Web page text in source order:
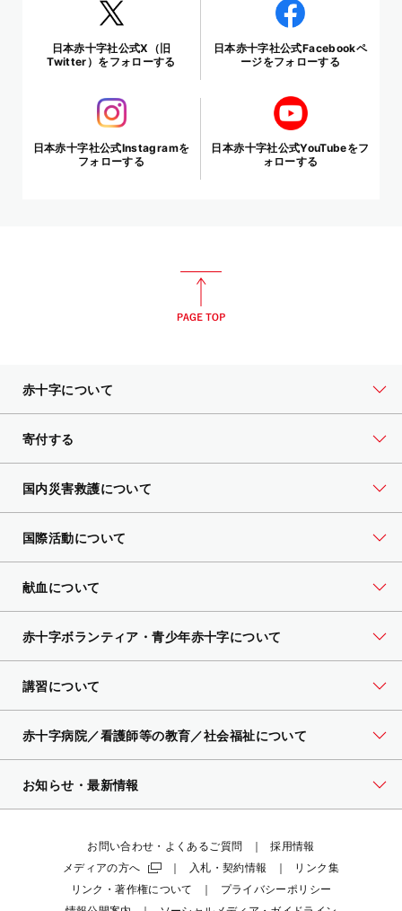
日本赤十字社公式X（旧
Twitter）をフォローする
日本赤十字社公式Facebookペ
ージをフォローする
日本赤十字社公式Instagramを
フォローする
日本赤十字社公式YouTubeをフ
ォローする
赤十字について
寄付する
国内災害救護について
国際活動について
献血について
赤十字ボランティア・青少年赤十字について
講習について
赤十字病院／看護師等の教育／社会福祉について
お知らせ・最新情報
お問い合わせ・よくあるご質問
採用情報
メディアの方へ
入札・契約情報
リンク集
リンク・著作権について
プライバシーポリシー